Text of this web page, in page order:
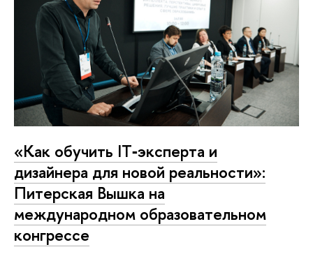
«Как обучить IT‑эксперта и
дизайнера для новой реальности»:
Питерская Вышка на
международном образовательном
конгрессе